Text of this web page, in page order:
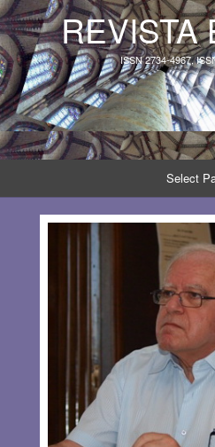
REVISTA
ISSN 2734-4967,
Select